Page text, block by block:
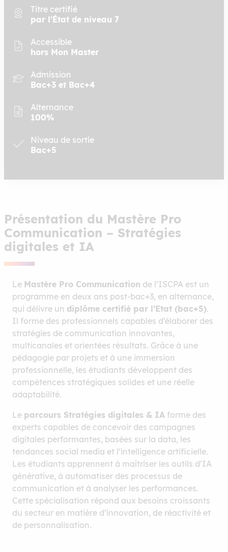
Titre certifié
par l’État de niveau 7
Accessible
hors Mon Master
Admission
Bac+3 et Bac+4
Alternance
100%
Niveau de sortie
Bac+5
Présentation du Mastère Pro
Communication – Stratégies
digitales et IA
Le Mastère Pro Communication de l’ISCPA est un
programme en deux ans post-bac+3, en alternance,
qui délivre un diplôme certifié par l’Etat (bac+5).
Il forme des professionnels capables d’élaborer des
stratégies de communication innovantes,
multicanales et orientées résultats. Grâce à une
pédagogie par projets et à une immersion
professionnelle, les étudiants développent des
compétences stratégiques solides et une réelle
adaptabilité.
Le parcours Stratégies digitales & IA forme des
experts capables de concevoir des campagnes
digitales performantes, basées sur la data, les
tendances social media et l’intelligence artificielle.
Les étudiants apprennent à maîtriser les outils d’IA
générative, à automatiser des processus de
communication et à analyser les performances.
Cette spécialisation répond aux besoins croissants
du secteur en matière d’innovation, de réactivité et
de personnalisation.
Des studios et
salles de création